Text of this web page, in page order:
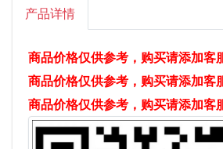
产品详情
商品价格仅供参考，购买请添加客
商品价格仅供参考，购买请添加客
商品价格仅供参考，购买请添加客